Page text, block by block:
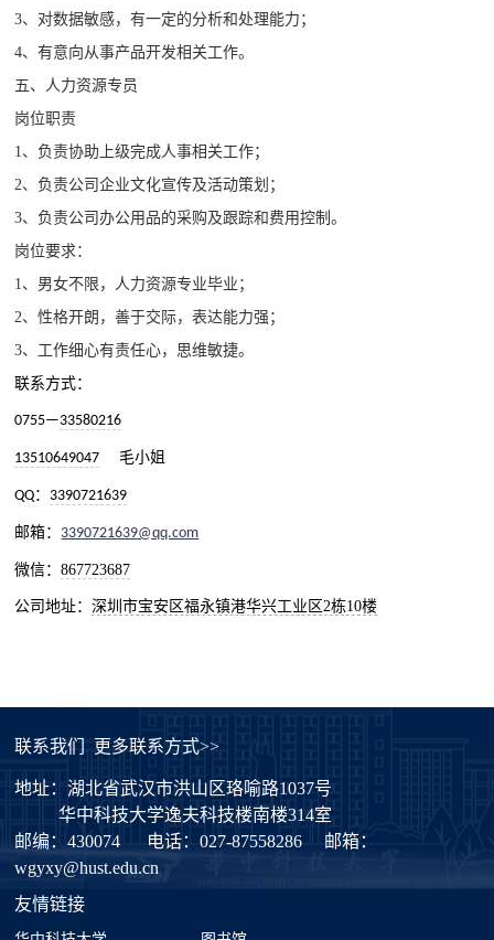
3、 对数据敏感，有一定的分析和处理能力；
4、有意向从事产品开发相关工作。
五、 人力资源专员
岗位职责
1、负责协助上级完成人事相关工作；
2、负责公司企业文化宣传及活动策划；
3、负责公司办公用品的采购及跟踪和费用控制。
岗位要求：
1、 男女不限，人力资源专业毕业；
2、性格开朗，善于交际，表达能力强；
3、 工作细心有责任心，思维敏捷。
联系方式：
0755—33580216
13510649047 毛小姐
QQ： 3390721639
邮箱： 3390721639@qq.com
微信：867723687
公司地址：深圳市宝安区福永镇港华兴工业区2栋10楼
联系我们 更多联系方式>>
地址：湖北省武汉市洪山区珞喻路1037号
华中科技大学逸夫科技楼南楼314室
邮编：430074
电话：027-87558286
邮箱：
wgyxy@hust.edu.cn
友情链接